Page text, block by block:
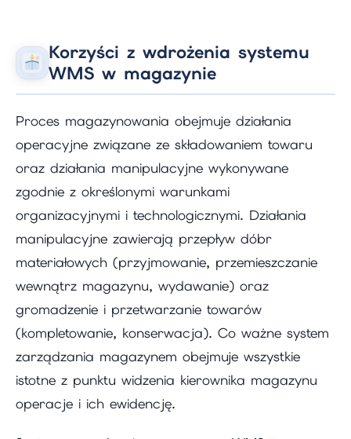
Korzyści z wdrożenia systemu
WMS w magazynie
Proces magazynowania obejmuje działania
operacyjne związane ze składowaniem towaru
oraz działania manipulacyjne wykonywane
zgodnie z określonymi warunkami
organizacyjnymi i technologicznymi. Działania
manipulacyjne zawierają przepływ dóbr
materiałowych (przyjmowanie, przemieszczanie
wewnątrz magazynu, wydawanie) oraz
gromadzenie i przetwarzanie towarów
(kompletowanie, konserwacja). Co ważne system
zarządzania magazynem obejmuje wszystkie
istotne z punktu widzenia kierownika magazynu
operacje i ich ewidencję.